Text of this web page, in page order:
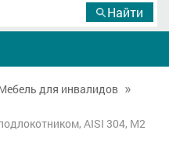
для инвалидов
AISI 304, М2